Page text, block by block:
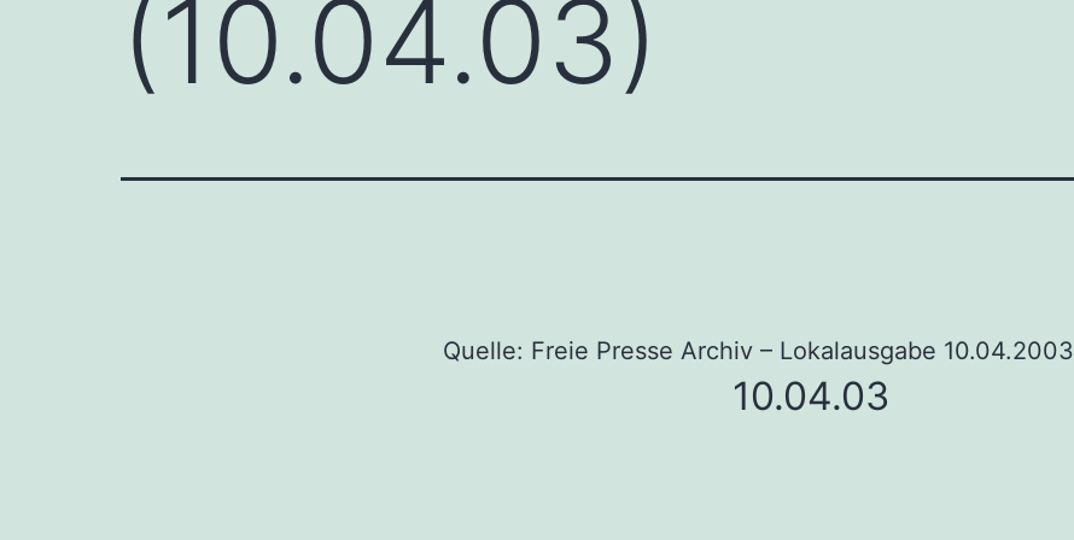
(10.04.03)
Quelle: Freie Presse Archiv – Lokalausgabe 10.04.2003
10.04.03